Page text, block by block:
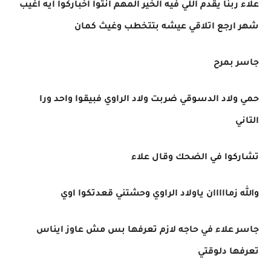
علاء ربنا يقدم اللي فيه الخير المهم انتوا اخباركوا ايه اغيب
شهر ارجع اتلاقي عيشه بتتخطب وغيث كمان
جاسر بمرح
حمي ولاد الدسوقي ضربت ولاد الراوي فبيقوا واحد ورا
التاني
تشاركوا في الضحك وقال علاء
والله زمااااان ياولاد الراوي وحشتني قعدتكوا اوي
جاسر علاء في حاجه لازم تعرفها بس مش عاوز ايناس
تعرفها دلوقتي